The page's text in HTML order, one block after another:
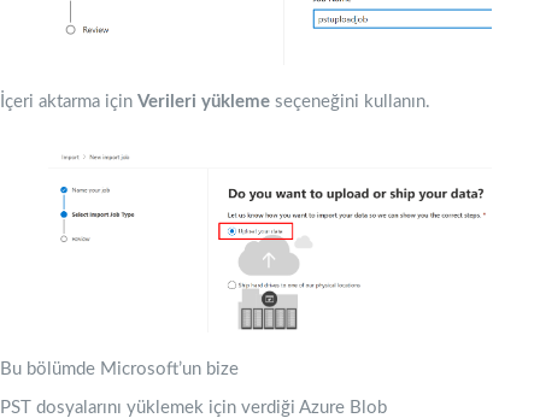
İçeri aktarma için Verileri yükleme seçeneğini kullanın.
Bu bölümde Microsoft’un bize
PST dosyalarını yüklemek için verdiği Azure Blob